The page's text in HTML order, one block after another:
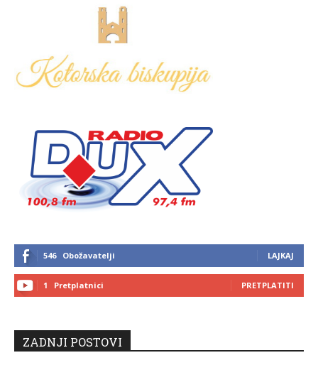
546 Obožavatelji LAJKAJ
1 Pretplatnici PRETPLATITI
ZADNJI POSTOVI